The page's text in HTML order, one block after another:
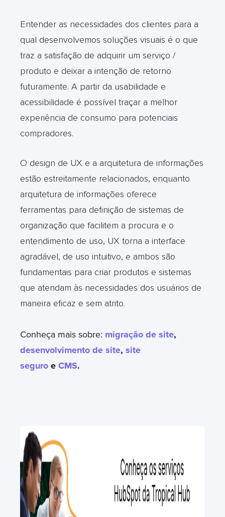
Entender as necessidades dos clientes para a
qual desenvolvemos soluções visuais é o que
traz a satisfação de adquirir um serviço /
produto e deixar a intenção de retorno
futuramente. A partir da usabilidade e
acessibilidade é possível traçar a melhor
experiência de consumo para potenciais
compradores.
O design de UX e a arquitetura de informações
estão estreitamente relacionados, enquanto
arquitetura de informações oferece
ferramentas para definição de sistemas de
organização que facilitem a procura e o
entendimento de uso, UX torna a interface
agradável, de uso intuitivo, e ambos são
fundamentais para criar produtos e sistemas
que atendam às necessidades dos usuários de
maneira eficaz e sem atrito.
Conheça mais sobre: migração de site,
desenvolvimento de site, site
seguro e CMS.